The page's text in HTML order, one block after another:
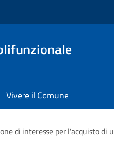
Vivere il Comune
di interesse per l'acquisto di